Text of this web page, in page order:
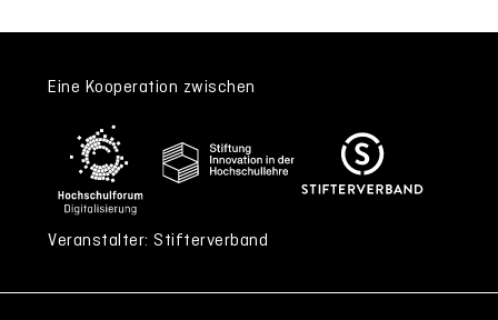
Eine Kooperation zwischen
Veranstalter: Stifterverband